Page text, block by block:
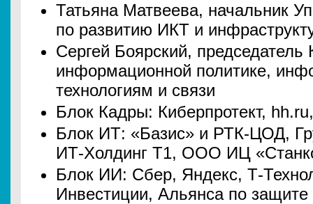
Татьяна Матвеева, начальник
по развитию ИКТ и
Сергей Боярский,
информационной политике,
технологиям и связи
Блок Кадры: Киберпротект,
Блок ИТ: «Базис» и РТК-ЦОД,
ИТ-Холдинг Т1, ООО ИЦ
Блок ИИ: Сбер, Яндекс, Т-
Инвестиции, Альянса по